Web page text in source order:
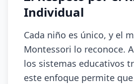
Individual
Cada niño es único, y el
Montessori lo reconoce.
los sistemas educativos
este enfoque permite